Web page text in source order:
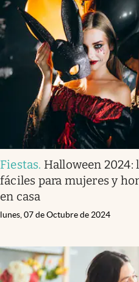
Tv
Clima
Espiritualidad
abre en nueva pestaña
México
Fiestas. Halloween 2024:
fáciles para mujeres y
en casa
lunes, 07 de Octubre de 2024